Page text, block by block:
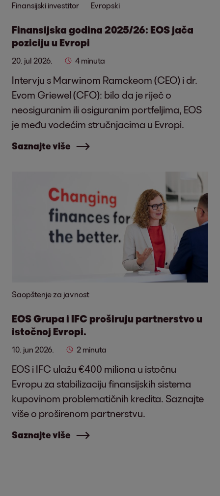
Finansijski investitor Evropski
Finansijska godina 2025/26: EOS jača
poziciju u Evropi
20. jul 2026. 4 minuta
Intervju s Marwinom Ramckeom (CEO) i dr.
Evom Griewel (CFO): bilo da je riječ o
neosiguranim ili osiguranim portfeljima, EOS
je među vodećim stručnjacima u Evropi.
Saznajte više
Saopštenje za javnost
EOS Grupa i IFC proširuju partnerstvo u
istočnoj Evropi.
10. jun 2026. 2 minuta
EOS i IFC ulažu €400 miliona u istočnu
Evropu za stabilizaciju finansijskih sistema
kupovinom problematičnih kredita. Saznajte
više o proširenom partnerstvu.
Saznajte više